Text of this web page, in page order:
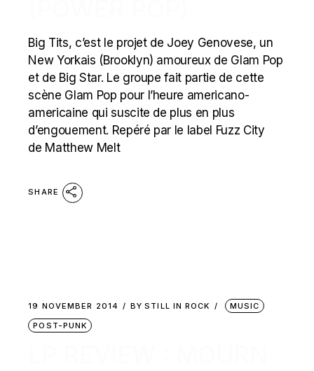
Big Tits, c’est le projet de Joey Genovese, un
New Yorkais (Brooklyn) amoureux de Glam Pop
et de Big Star. Le groupe fait partie de cette
scène Glam Pop pour l’heure americano-
americaine qui suscite de plus en plus
d’engouement. Repéré par le label Fuzz City
de Matthew Melt
SHARE
19 NOVEMBER 2014 BY STILL IN ROCK
MUSIC
POST-PUNK